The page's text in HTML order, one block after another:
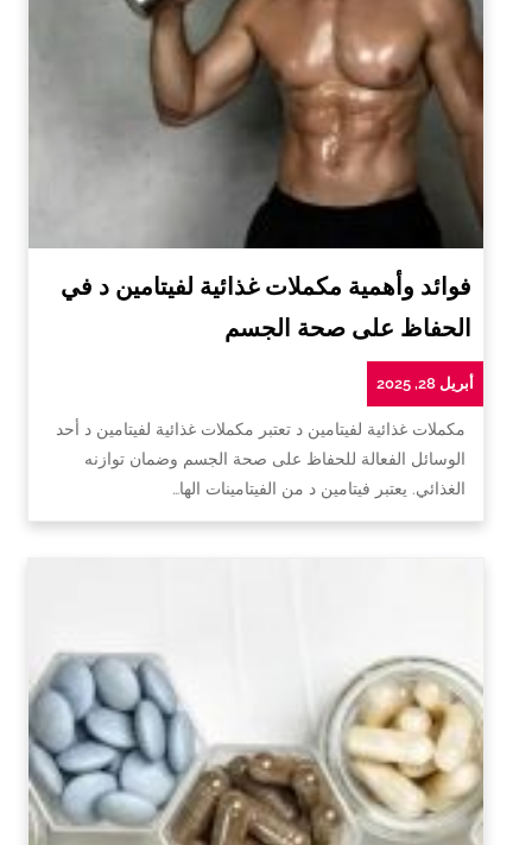
فوائد وأهمية مكملات غذائية لفيتامين د في
الحفاظ على صحة الجسم
أبريل 28, 2025
مكملات غذائية لفيتامين د تعتبر مكملات غذائية لفيتامين د أحد
الوسائل الفعالة للحفاظ على صحة الجسم وضمان توازنه
الغذائي. يعتبر فيتامين د من الفيتامينات الها…